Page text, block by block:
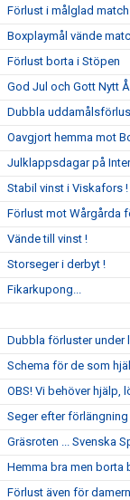
Förlust i målglad match
Boxplaymål vände
Förlust borta i Stöpen
God Jul och Gott Nytt
Dubbla
Oavgjort hemma mot
Julklappsdagar på
Stabil vinst i Viskafors !
Förlust mot Wårgårda
Vände till vinst !
Storseger i derbyt !
Fikarkupong...
Dubbla förluster under
Schema för de som
OBS! Vi behöver hjälp,
Seger efter förlängning
Gräsroten ... Svenska
Hemma bra men borta
Förlust även för